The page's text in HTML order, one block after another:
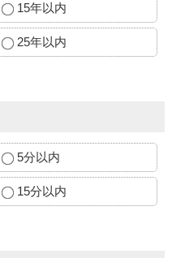
15年以内
25年以内
5分以内
15分以内